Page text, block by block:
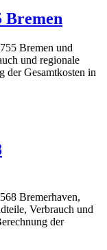
Bremen
Bremen und
und regionale
der Gesamtkosten in
Bremerhaven,
Verbrauch und
der